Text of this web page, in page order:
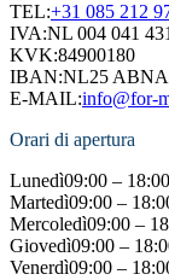
TEL:+31 085 212
IVA:NL 004 041
KVK:84900180
IBAN:NL25
E-MAIL:info@for-
Orari di apertura
Lunedì09:00 – 18:00
Martedì09:00 –
Mercoledì09:00 –
Giovedì09:00 –
Venerdì09:00 –